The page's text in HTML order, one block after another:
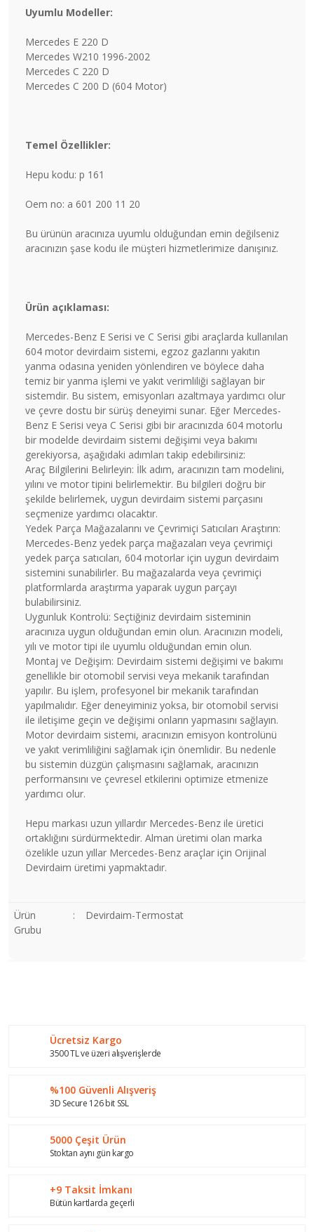
Uyumlu Modeller:
Mercedes E 220 D
Mercedes W210 1996-2002
Mercedes C 220 D
Mercedes C 200 D (604 Motor)
Temel Özellikler:
Hepu kodu: p 161
Oem no: a 601 200 11 20
Bu ürünün aracınıza uyumlu olduğundan emin değilseniz
aracınızın şase kodu ile müşteri hizmetlerimize danışınız.
Ürün açıklaması:
Mercedes-Benz E Serisi ve C Serisi gibi araçlarda kullanılan
604 motor devirdaim sistemi, egzoz gazlarını yakıtın
yanma odasına yeniden yönlendiren ve böylece daha
temiz bir yanma işlemi ve yakıt verimliliği sağlayan bir
sistemdir. Bu sistem, emisyonları azaltmaya yardımcı olur
ve çevre dostu bir sürüş deneyimi sunar. Eğer Mercedes-
Benz E Serisi veya C Serisi gibi bir aracınızda 604 motorlu
bir modelde devirdaim sistemi değişimi veya bakımı
gerekiyorsa, aşağıdaki adımları takip edebilirsiniz:
Araç Bilgilerini Belirleyin: İlk adım, aracınızın tam modelini,
yılını ve motor tipini belirlemektir. Bu bilgileri doğru bir
şekilde belirlemek, uygun devirdaim sistemi parçasını
seçmenize yardımcı olacaktır.
Yedek Parça Mağazalarını ve Çevrimiçi Satıcıları Araştırın:
Mercedes-Benz yedek parça mağazaları veya çevrimiçi
yedek parça satıcıları, 604 motorlar için uygun devirdaim
sistemini sunabilirler. Bu mağazalarda veya çevrimiçi
platformlarda araştırma yaparak uygun parçayı
bulabilirsiniz.
Uygunluk Kontrolü: Seçtiğiniz devirdaim sisteminin
aracınıza uygun olduğundan emin olun. Aracınızın modeli,
yılı ve motor tipi ile uyumlu olduğundan emin olun.
Montaj ve Değişim: Devirdaim sistemi değişimi ve bakımı
genellikle bir otomobil servisi veya mekanik tarafından
yapılır. Bu işlem, profesyonel bir mekanik tarafından
yapılmalıdır. Eğer deneyiminiz yoksa, bir otomobil servisi
ile iletişime geçin ve değişimi onların yapmasını sağlayın.
Motor devirdaim sistemi, aracınızın emisyon kontrolünü
ve yakıt verimliliğini sağlamak için önemlidir. Bu nedenle
bu sistemin düzgün çalışmasını sağlamak, aracınızın
performansını ve çevresel etkilerini optimize etmenize
yardımcı olur.
Hepu markası uzun yıllardır Mercedes-Benz ile üretici
ortaklığını sürdürmektedir. Alman üretimi olan marka
özelikle uzun yıllar Mercedes-Benz araçlar için Orijinal
Devirdaim üretimi yapmaktadır.
Ürün
Grubu
: Devirdaim-Termostat
Ürün resmi kalitesiz, bozuk veya görüntülenemiyor.
Ürün bilgilerinde hatalar bulunuyor.
Bu ürüne benzer farklı alternatifler olmalı.
Ücretsiz Kargo
3500 TL ve üzeri alışverişlerde
%100 Güvenli Alışveriş
3D Secure 126 bit SSL
5000 Çeşit Ürün
Stoktan aynı gün kargo
+9 Taksit İmkanı
Bütün kartlarda geçerli